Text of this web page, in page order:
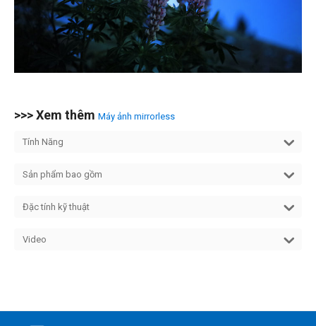
>>> Xem thêm Máy ảnh mirrorless
Tính Năng
Sản phẩm bao gồm
Đặc tính kỹ thuật
Video